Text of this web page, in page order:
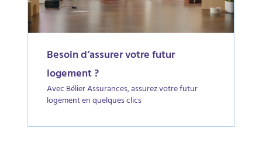
Besoin d‘assurer votre futur
logement ?
Avec Bélier Assurances, assurez votre futur
logement en quelques clics